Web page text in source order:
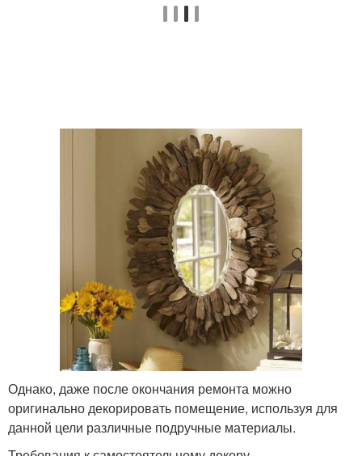
Однако, даже после окончания ремонта можно
оригинально декорировать помещение, используя для
данной цели различные подручные материалы.